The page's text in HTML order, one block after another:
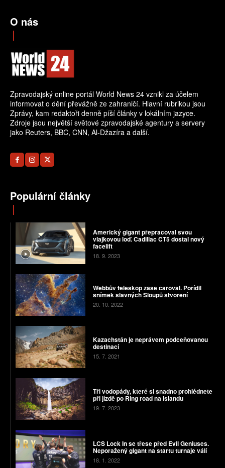
O nás
Zpravodajský online portál World News 24 vznikl za účelem
informovat o dění převážně ze zahraničí. Hlavní rubrikou jsou
Zprávy, kam redaktoři denně píší články v lokálním jazyce.
Zdroje jsou největší světové zpravodajské agentury a servery
jako Reuters, BBC, CNN, Al-Džazíra a další.
Populární články
Americký gigant přepracoval svou
vlajkovou loď. Cadillac CT5 dostal nový
facelift
18. 9. 2023
Webbův teleskop zase čaroval. Pořídil
snímek slavných Sloupů stvoření
20. 10. 2022
Kazachstán je neprávem podceňovanou
destinací
15. 7. 2021
Tři vodopády, které si snadno prohlédnete
při jízdě po Ring road na Islandu
19. 7. 2023
LCS Lock In se třese před Evil Geniuses.
Neporažený gigant na startu turnaje válí
18. 1. 2022